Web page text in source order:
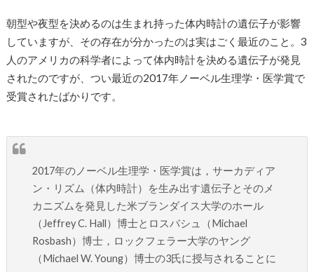
朝型や夜型を決めるのは生まれ持った体内時計の遺伝子が影響
していますが、その存在が分かったのは実はごく最近のこと。3
人のアメリカの科学者によって体内時計を決める遺伝子が発見
されたのですが、つい最近の2017年ノーベル生理学・医学賞で
受賞されたばかりです。
2017年のノーベル生理学・医学賞は，サーカディア
ン・リズム（体内時計）を生み出す遺伝子とそのメ
カニズムを発見した米ブランダイス大学のホール
（Jeffrey C. Hall）博士とロスバシュ（Michael
Rosbash）博士，ロックフェラー大学のヤング
（Michael W. Young）博士の3氏に授与されることに